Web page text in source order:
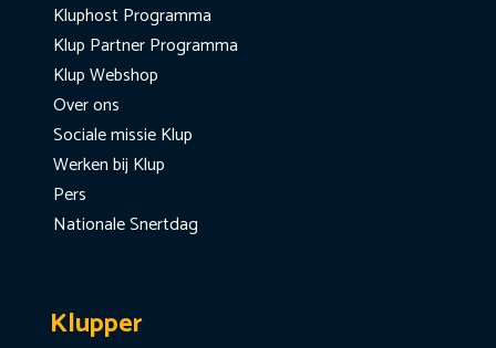
Kluphost Programma
Klup Partner Programma
Klup Webshop
Over ons
Sociale missie Klup
Werken bij Klup
Pers
Nationale Snertdag
Klupper